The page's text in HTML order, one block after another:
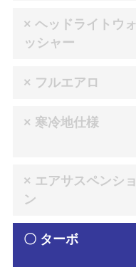
× ヘッドライトウォ
ッシャー
× フルエアロ
× 寒冷地仕様
× エアサスペンショ
ン
〇 ターボ